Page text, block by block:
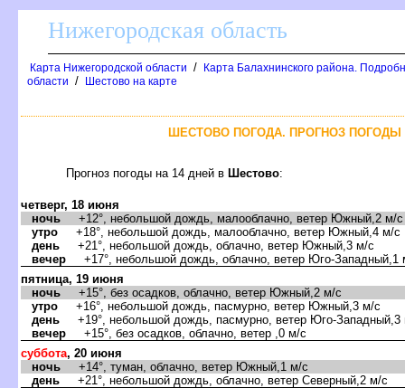
Нижегородская область
Карта Нижегородской области /
Карта Балахнинского района.
области / Шестово на карте
ШЕСТОВО ПОГОДА. ПРОГНОЗ
Прогноз погоды на 14 дней Шестово:
четверг, 18 июня
ночь +12°, небольшой дождь, малооблачно, ветер Южный,2 м/с
утро +18°, небольшой дождь, малооблачно, ветер Южный,4 м/с
день +21°, небольшой дождь, облачно, ветер Южный,3 м/с
ечер +17°, небольшой дождь, облачно, ветер Юго-Западный,1
пятница, 19 июня
ночь +15°, без осадков, облачно, ветер Южный,2 м/с
утро +16°, небольшой дождь, пасмурно, ветер Южный,3 м/с
день +19°, небольшой дождь, пасмурно, ветер Юго-Западный,3
ечер +15°, без осадков, облачно, ветер ,0 м/с
суббота, 20 июня
ночь +14°, туман, облачно, ветер Южный,1 м/с
день +21°, небольшой дождь, облачно, ветер Северный,2 м/с